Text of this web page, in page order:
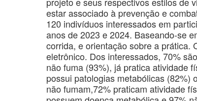
estar associado à prevenção e
120 indivíduos interessados em
anos de 2023 e 2024. Baseando-se
corrida, e orientação sobre a prática.
eletrônico. Dos interessados, 70%
não fuma (93%), já pratica atividade
possui patologias metabólicas (82%)
não fumam,72% praticam atividade